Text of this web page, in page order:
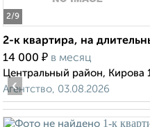
2/9
2-к квартира, на
14 000 ₽ в месяц
Центральный район, Кирова
Агентство, 03.08.2026
‹